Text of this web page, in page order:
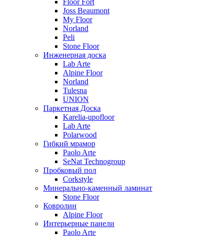
Floor Fort
Joss Beaumont
My Floor
Norland
Peli
Stone Floor
Инженерная доска
Lab Arte
Alpine Floor
Norland
Tulesna
UNION
Паркетная Доска
Karelia-upofloor
Lab Arte
Polarwood
Гибкий мрамор
Paolo Arte
SeNat Technogroup
Пробковый пол
Corkstyle
Минерально-каменный ламинат
Stone Floor
Ковролин
Alpine Floor
Интерьерные панели
Paolo Arte